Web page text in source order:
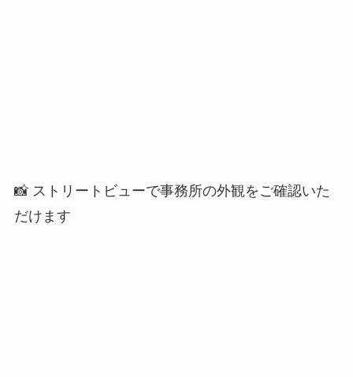
📸 ストリートビューで事務所の外観をご確認いた
だけます